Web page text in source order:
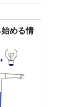
始める情